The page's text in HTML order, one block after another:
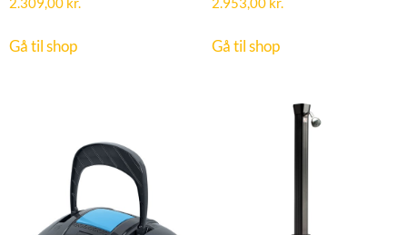
Gå til shop Gå til shop